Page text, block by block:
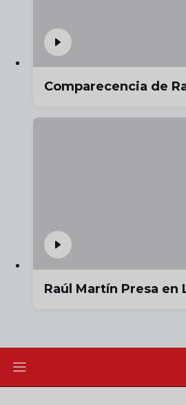
Comparecencia de
Raúl Martín Presa en